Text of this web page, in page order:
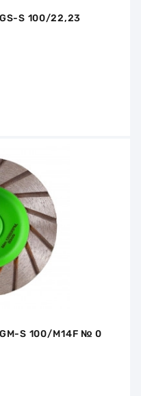
S 100/22,23
S 100/M14F № 0